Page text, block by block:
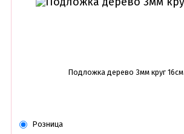
Подложка дерево 3мм круг 16см
Розница